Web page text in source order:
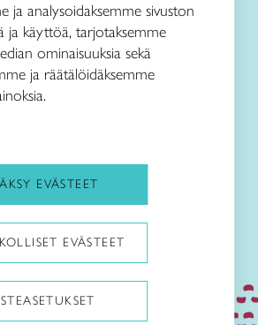
Taito-lehti:
ja analysoidaksemme sivuston
ja käyttöä, tarjotaksemme
ominaisuuksia sekä
ja räätälöidäksemme
EVÄSTEET
EVÄSTEET